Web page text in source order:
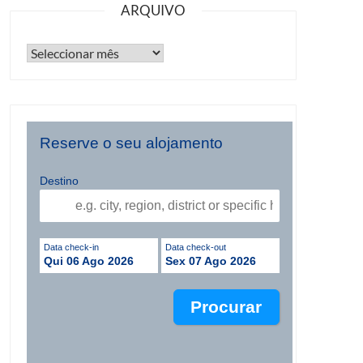
ARQUIVO
Reserve o seu alojamento
Destino
Data check-in
Qui 06 Ago 2026
Data check-out
Sex 07 Ago 2026